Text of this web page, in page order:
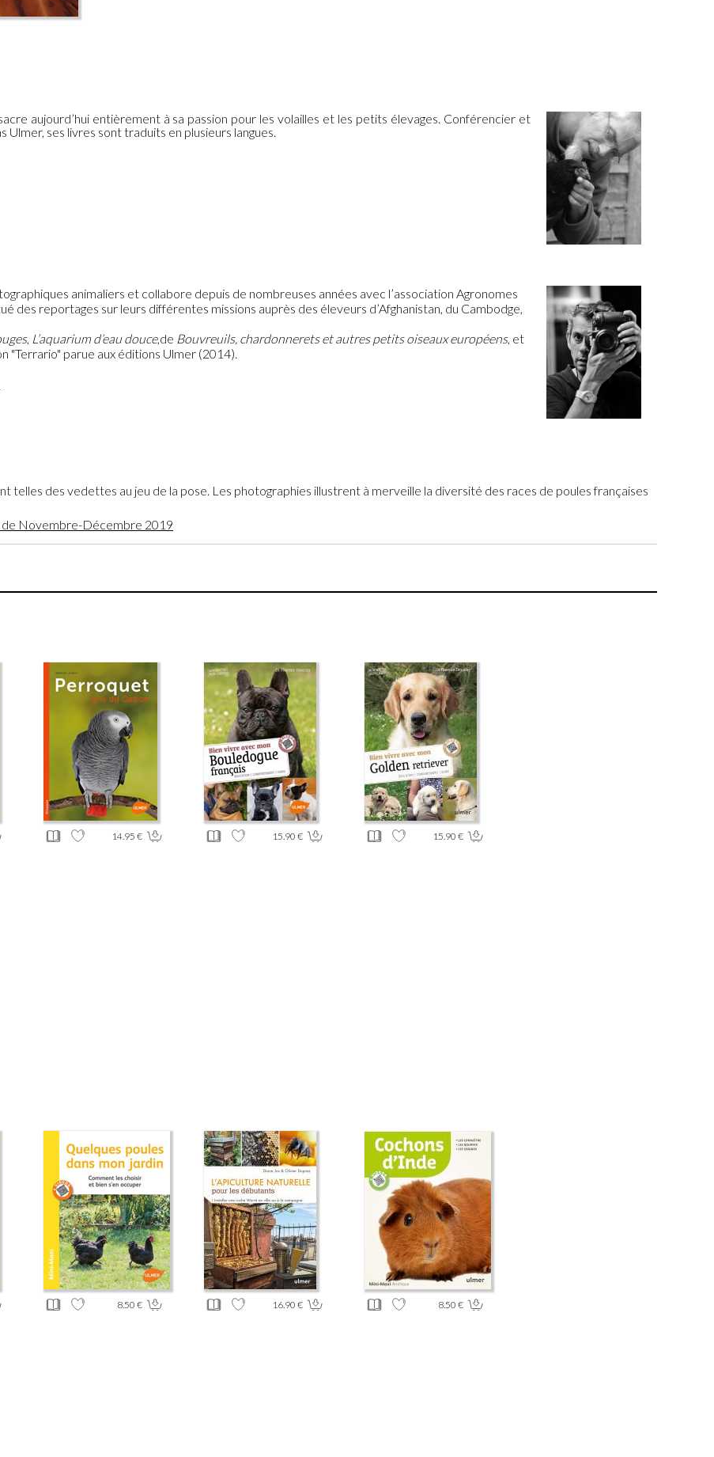
aujourd’hui entièrement à sa passion pour les volailles et les petits élevages. Conférencier et
ses livres sont traduits en plusieurs langues.
animaliers et collabore depuis de nombreuses années avec l’association Agronomes
des reportages sur leurs différentes missions auprès des éleveurs d’Afghanistan, du Cambodge,
, L’aquarium d’eau douce,de Bouvreuils, chardonnerets et autres petits oiseaux européens, et
"Terrario" parue aux éditions Ulmer (2014).
telles des vedettes au jeu de la pose. Les photographies illustrent à merveille la diversité des races de poules françaises
de Novembre-Décembre 2019
14.95 € 15.90 € 15.90 €
8.50 € 16.90 € 8.50 €